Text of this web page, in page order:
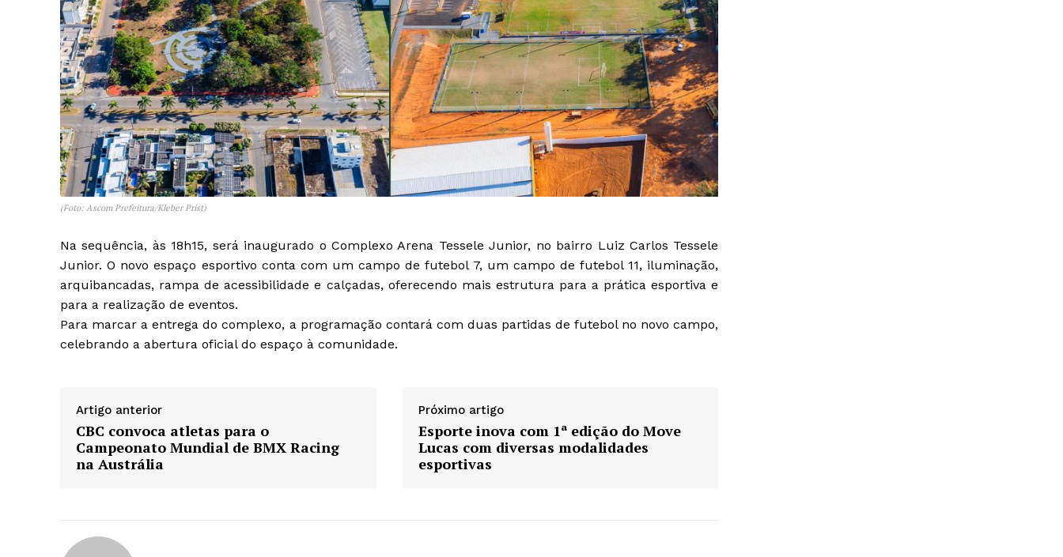
(Foto: Ascom Prefeitura/Kleber Prist)
Na sequência, às 18h15, será inaugurado o Complexo Arena Tessele Junior, no bairro Luiz Carlos Tessele
Junior. O novo espaço esportivo conta com um campo de futebol 7, um campo de futebol 11, iluminação,
arquibancadas, rampa de acessibilidade e calçadas, oferecendo mais estrutura para a prática esportiva e
para a realização de eventos.
Para marcar a entrega do complexo, a programação contará com duas partidas de futebol no novo campo,
celebrando a abertura oficial do espaço à comunidade.
Artigo anterior
CBC convoca atletas para o
Campeonato Mundial de BMX Racing
na Austrália
Próximo artigo
Esporte inova com 1ª edição do Move
Lucas com diversas modalidades
esportivas